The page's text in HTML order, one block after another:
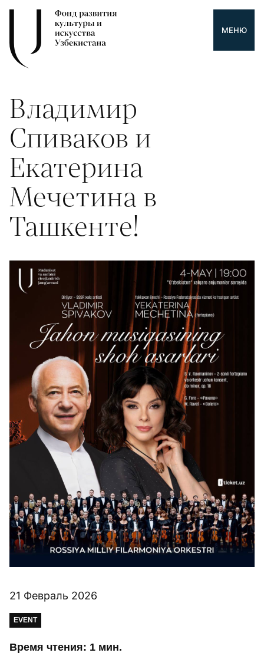
МЕНЮ
Владимир
Спиваков и
Екатерина
Мечетина в
Ташкенте!
21 Февраль 2026
EVENT
Время чтения: 1 мин.